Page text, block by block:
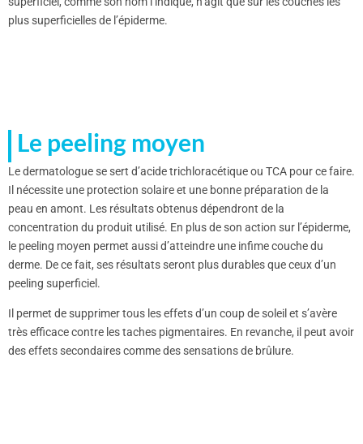
plus superficielles de l’épiderme.
Le peeling moyen
Le dermatologue se sert d’acide trichloracétique ou TCA pour ce faire.
Il nécessite une protection solaire et une bonne préparation de la
peau en amont. Les résultats obtenus dépendront de la
concentration du produit utilisé. En plus de son action sur l’épiderme,
le peeling moyen permet aussi d’atteindre une infime couche du
derme. De ce fait, ses résultats seront plus durables que ceux d’un
peeling superficiel.
Il permet de supprimer tous les effets d’un coup de soleil et s’avère
très efficace contre les taches pigmentaires. En revanche, il peut avoir
des effets secondaires comme des sensations de brûlure.